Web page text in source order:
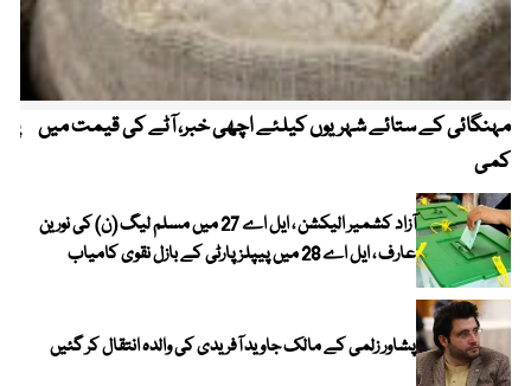
مہنگائی کے ستائے شہریوں کیلئے اچھی خبر، آٹے کی قیمت میں
کمی
آزاد کشمیر الیکشن ، ایل اے 27 میں مسلم لیگ (ن) کی نورین
عارف ، ایل اے 28 میں پیپلز پارٹی کے بازل نقوی کامیاب
پشاور زلمی کے مالک جاوید آفریدی کی والدہ انتقال کر گئیں